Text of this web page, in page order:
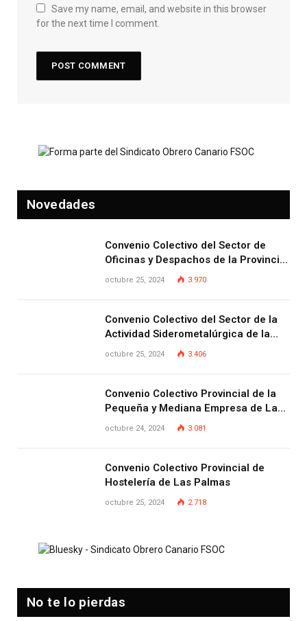
Save my name, email, and website in this browser
for the next time I comment.
Novedades
Convenio Colectivo del Sector de
Oficinas y Despachos de la Provincia
de Las Palmas
octubre 25, 2024 3.970
Convenio Colectivo del Sector de la
Actividad Siderometalúrgica de la
Provincia de Las Palmas
octubre 25, 2024 3.406
Convenio Colectivo Provincial de la
Pequeña y Mediana Empresa de Las
Palmas.
octubre 24, 2024 3.081
Convenio Colectivo Provincial de
Hostelería de Las Palmas
octubre 25, 2024 2.718
No te lo pierdas